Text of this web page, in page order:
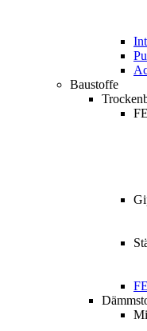
Baustoffe